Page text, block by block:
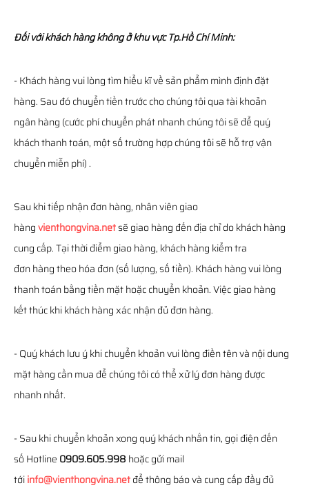
Đối với khách hàng không ở khu vực Tp.Hồ Chí Minh:
- Khách hàng vui lòng tìm hiểu kĩ về sản phẩm mình định đặt
hàng. Sau đó chuyển tiền trước cho chúng tôi qua tài khoản
ngân hàng (cước phí chuyển phát nhanh chúng tôi sẽ để quý
khách thanh toán, một số trường hợp chúng tôi sẽ hỗ trợ vận
chuyển miễn phí) .
Sau khi tiếp nhận đơn hàng, nhân viên giao
hàngvienthongvina.netsẽ giao hàng đến địa chỉ do khách hàng
cung cấp. Tại thời điểm giao hàng, khách hàng kiểm tra
đơn hàng theo hóa đơn (số lượng, số tiền). Khách hàng vui lòng
thanh toán bằng tiền mặt hoặc chuyển khoản. Việc giao hàng
kết thúc khi khách hàng xác nhận đủ đơn hàng.
- Quý khách lưu ý khi chuyển khoản vui lòng điền tên và nội dung
mặt hàng cần mua để chúng tôi có thể xử lý đơn hàng được
nhanh nhất.
- Sau khi chuyển khoản xong quý khách nhắn tin, gọi điện đến
số Hotline 0909.605.998 hoặc gửi mail
tớiinfo@vienthongvina.netđể thông báo và cung cấp đầy đủ